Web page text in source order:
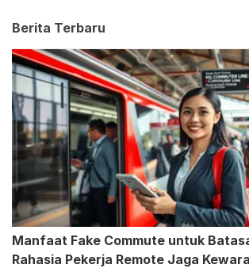
Berita Terbaru
Manfaat Fake Commute untuk
Rahasia Pekerja Remote Jaga